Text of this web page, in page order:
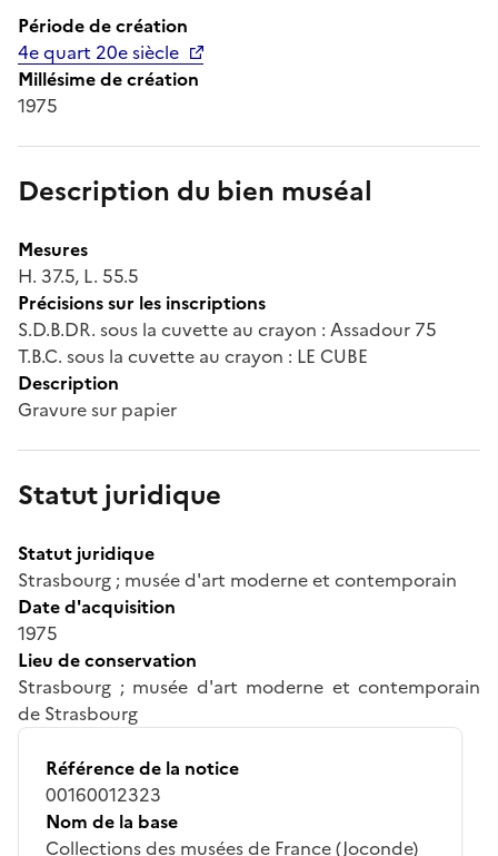
Période de création
4e quart 20e siècle
Millésime de création
1975
Description du bien muséal
Mesures
H. 37.5, L. 55.5
Précisions sur les inscriptions
S.D.B.DR. sous la cuvette au crayon : Assadour 75
T.B.C. sous la cuvette au crayon : LE CUBE
Description
Gravure sur papier
Statut juridique
Statut juridique
Strasbourg ; musée d'art moderne et contemporain
Date d'acquisition
1975
Lieu de conservation
Strasbourg ; musée d'art moderne et contemporain
de Strasbourg
Référence de la notice
00160012323
Nom de la base
Collections des musées de France (Joconde)